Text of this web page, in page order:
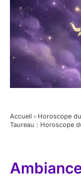
Accueil > Horoscope
Taureau : Horoscope